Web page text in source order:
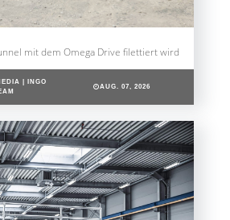
mit dem Omega Drive filettiert wird
| INGO
AUG. 07, 2026